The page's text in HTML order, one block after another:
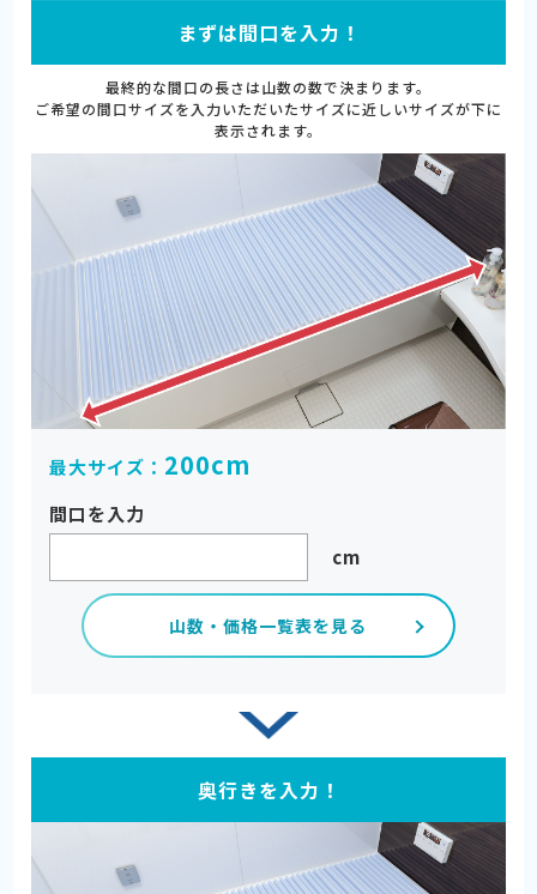
まずは間口を入力！
最終的な間口の長さは山数の数で決まります。
ご希望の間口サイズを入力いただいたサイズに近しいサイズが下に
表示されます。
最大サイズ： 200cm
間口を入力
cm
山数・価格一覧表を見る
奥行きを入力！